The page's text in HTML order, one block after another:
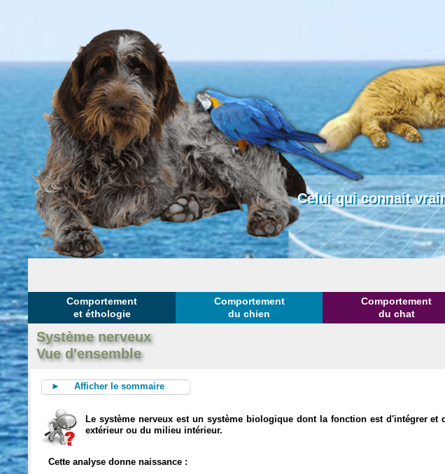
Celui qui connait
Comportement
et éthologie
Comportement
du chien
Comportement
du chat
Système nerveux
Vue d'ensemble
► Afficher le sommaire
Le système nerveux est un système biologique dont la fonction est d'intégrer
extérieur ou du milieu intérieur.
Cette analyse donne naissance :